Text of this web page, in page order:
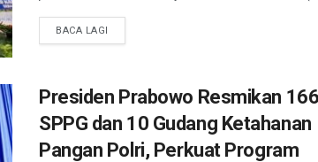
BACA LAGI
Presiden Prabowo Resmikan 166
SPPG dan 10 Gudang Ketahanan
Pangan Polri, Perkuat Program